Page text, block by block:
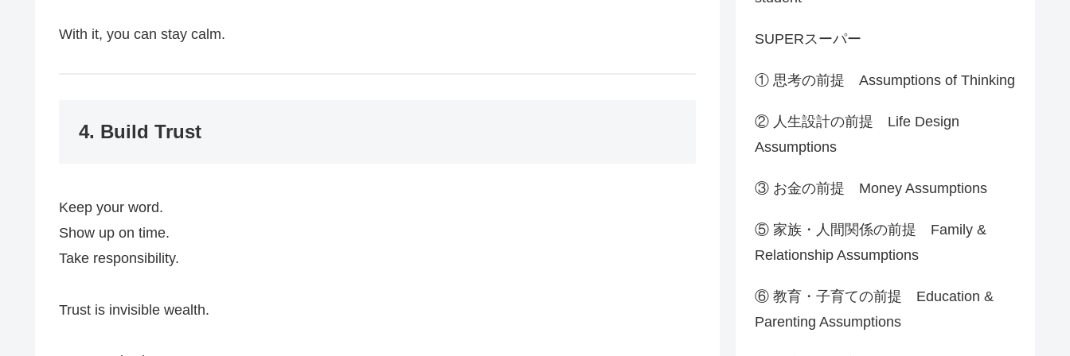
With it, you can stay calm.
4. Build Trust
Keep your word.
Show up on time.
Take responsibility.
Trust is invisible wealth.
SUPERスーパー
① 思考の前提 Assumptions of Thinking
② 人生設計の前提 Life Design
Assumptions
③ お金の前提 Money Assumptions
⑤ 家族・人間関係の前提 Family &
Relationship Assumptions
⑥ 教育・子育ての前提 Education &
Parenting Assumptions